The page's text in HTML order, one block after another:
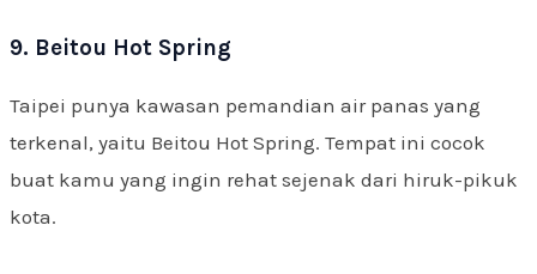
9. Beitou Hot Spring
Taipei punya kawasan pemandian air panas yang
terkenal, yaitu Beitou Hot Spring. Tempat ini cocok
buat kamu yang ingin rehat sejenak dari hiruk-pikuk
kota.